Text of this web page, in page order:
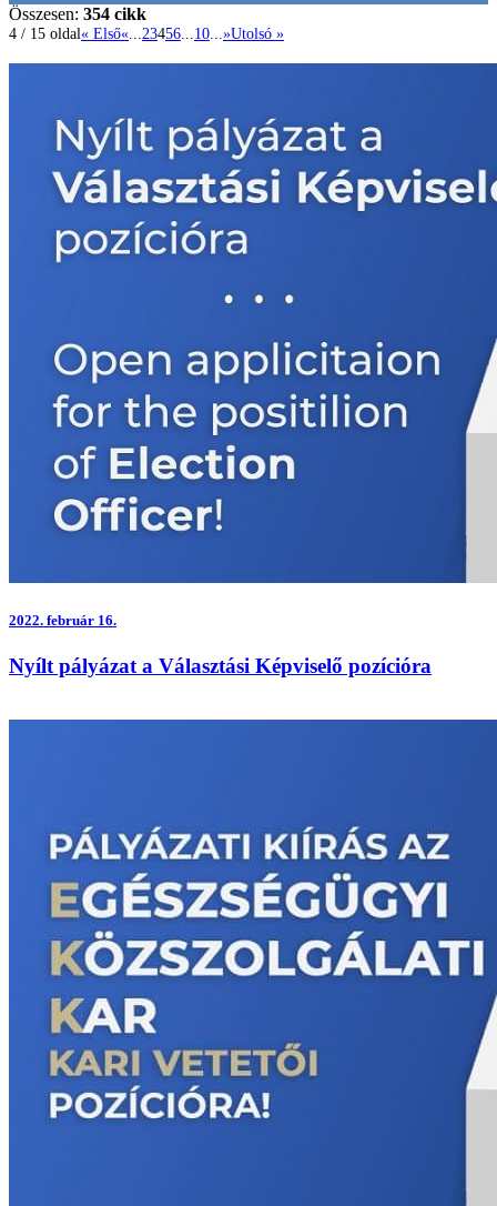
Összesen: 354 cikk
4 / 15 oldal« Első« 23456 10 »Utolsó »
2022. február 16.
Nyílt pályázat a Választási Képviselő pozícióra